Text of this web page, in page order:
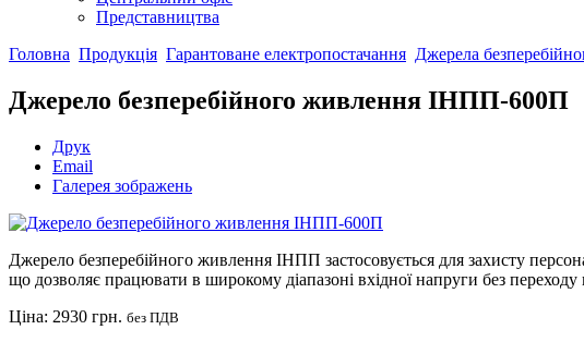
Представництва
Головна Продукція Гарантоване електропостачання Джерела
Джерело безперебійного живлення ІНПП-600П
Друк
Email
Галерея зображень
Джерело безперебійного живлення ІНПП застосовується для захисту
що дозволяє працювати в широкому діапазоні вхідної напруги без
Ціна: 2930 грн. без ПДВ